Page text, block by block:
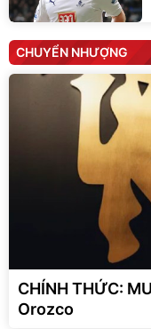
CHUYỂN NHƯỢNG
CHÍNH THỨC:
Orozco